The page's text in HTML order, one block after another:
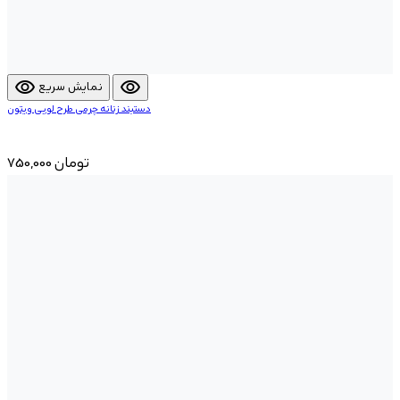
visibility نمایش سریع visibility
دستبند زنانه چرمی طرح لویی ویتون
750,000 تومان